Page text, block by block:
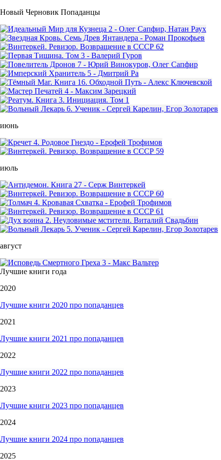
Новый Черновик Попаданцы
июнь
июль
август
Лучшие книги года
2020
Лучшие книги 2020 про попаданцев
2021
Лучшие книги 2021 про попаданцев
2022
Лучшие книги 2022 про попаданцев
2023
Лучшие книги 2023 про попаданцев
2024
Лучшие книги 2024 про попаданцев
2025